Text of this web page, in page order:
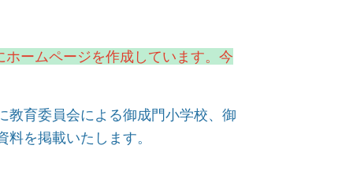
ームページを作成しています。今
育委員会による御成門小学校、御
明の資料を掲載いたします。